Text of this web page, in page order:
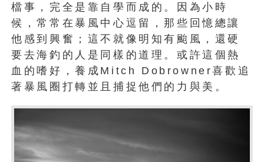
檔事，完全是靠自學而成的。因為小時
候，常常在暴風中心逗留，那些回憶總讓
他感到興奮；這不就像明知有颱風，還硬
要去海釣的人是同樣的道理。或許這個熱
血的嗜好，養成Mitch Dobrowner喜歡追
著暴風圈打轉並且捕捉他們的力與美。